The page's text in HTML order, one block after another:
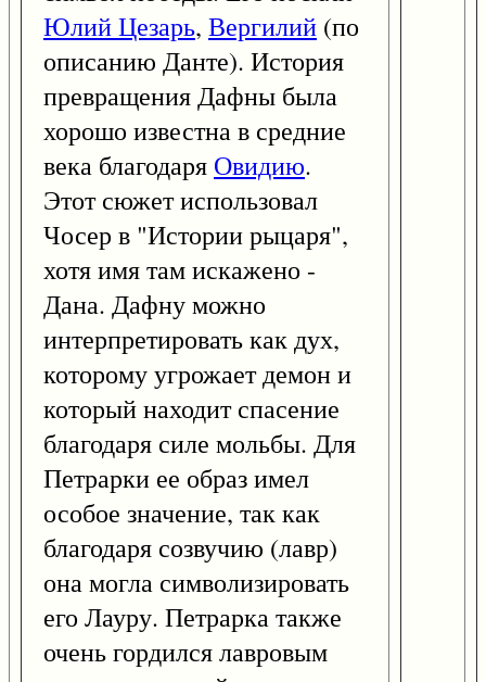
Юлий Цезарь, Вергилий (по
описанию Данте). История
превращения Дафны была
хорошо известна в средние
века благодаря Овидию.
Этот сюжет использовал
Чосер в "Истории рыцаря",
хотя имя там искажено -
Дана. Дафну можно
интерпретировать как дух,
которому угрожает демон и
который находит спасение
благодаря силе мольбы. Для
Петрарки ее образ имел
особое значение, так как
благодаря созвучию (лавр)
она могла символизировать
его Лауру. Петрарка также
очень гордился лавровым